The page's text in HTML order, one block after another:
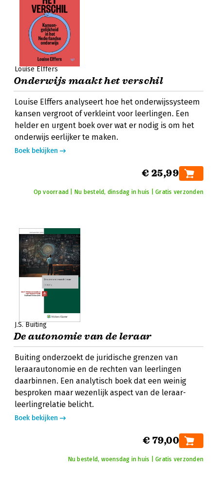
Louise Elffers
Onderwijs maakt het verschil
Louise Elffers analyseert hoe het onderwijssysteem
kansen vergroot of verkleint voor leerlingen. Een
helder en urgent boek over wat er nodig is om het
onderwijs eerlijker te maken.
Boek bekijken
€ 25,99
Op voorraad | Nu besteld, dinsdag in huis | Gratis verzonden
J.S. Buiting
De autonomie van de leraar
Buiting onderzoekt de juridische grenzen van
leraarautonomie en de rechten van leerlingen
daarbinnen. Een analytisch boek dat een weinig
besproken maar wezenlijk aspect van de leraar-
leerlingrelatie belicht.
Boek bekijken
€ 79,00
Nu besteld, woensdag in huis | Gratis verzonden